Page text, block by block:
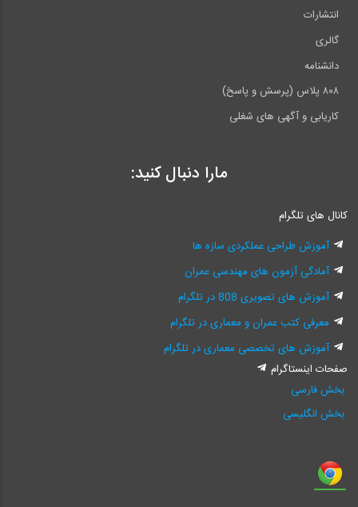
انتشارات
گالری
دانشنامه
۸۰۸ پلاس (پرسش و پاسخ)
کاریابی و آگهی های شغلی
مارا دنبال کنید:
کانال های تلگرام
آموزش طراحی عملکردی سازه ها
آمادگی آزمون های مهندسی عمران
آموزش های تصویری 808 در تلگرام
معرفی کتب عمران و معماری در تلگرام
آموزش های تخصصی معماری در تلگرام
صفحات اینستاگرام
بخش فارسی
بخش انگلیسی